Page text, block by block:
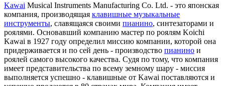
Kawai Musical Instruments Manufacturing Co. Ltd. - это японская
компания, производящая клавишные музыкальные
инструменты, славящаяся своими пианино, синтезаторами и
роялями. Основавший компанию мастер по роялям Koichi
Kawai в 1927 году определил миссию компании, которой она
придерживается и по сей день - производство пианино и
роялей самого высокого качества. Судя по тому, что компания
имеет представительства по всему земному шару - миссия
выполняется успешно - клавишные от Kawai поставляются и